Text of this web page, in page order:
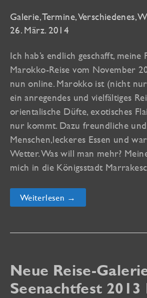
Galerie,Termine,Verschiedenes,
26. März. 2014
Ich hab’s endlich geschafft,
Marokko-Reise vom November
nun online. Marokko ist (nicht
ein anregendes und vielfältiges
orientalische Düfte, exotisches
nur kommt. Dazu freundliche
Menschen,leckeres Essen und
Wetter. Was will man mehr?
mich in die Königsstadt
Neue
Marokko
online!
Weiterlesen →
Neue Reise-
Seenachtfest 2013